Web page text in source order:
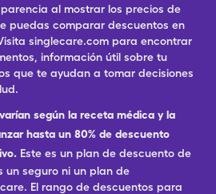
al mostrar los precios de
puedas comparar descuentos en
singlecare.com para encontrar
información útil sobre tu
que te ayudan a tomar decisiones
según la receta médica y la
hasta un 80% de descuento
Este es un plan de descuento de
un seguro ni un plan de
El rango de descuentos para